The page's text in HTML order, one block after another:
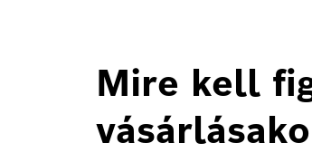
Mire kell